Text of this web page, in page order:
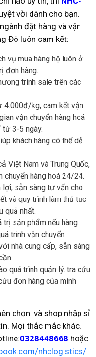
vời dành cho bạn.
đặt hàng và vận
Đô luôn cam kết:
vụ mua hàng hộ luôn ở
đơn hàng.
trình sale trên các
4.000đ/kg, cam kết vận
vận chuyển hàng hoá
từ 3-5 ngày.
khách hàng có thể dễ
Việt Nam và Trung Quốc,
chuyển hàng hoá 24/24.
lợi, sẵn sàng tư vấn cho
và quy trình làm thủ tục
quả nhất.
trị sản phẩm nếu hàng
trình vận chuyển.
nhà cung cấp, sẵn sàng
quá trình quản lý, tra cứu
đơn hàng của mình
chọn và shop nhập sỉ
Mọi thắc mắc khác,
0328448668 hoặc
nhclogistics/